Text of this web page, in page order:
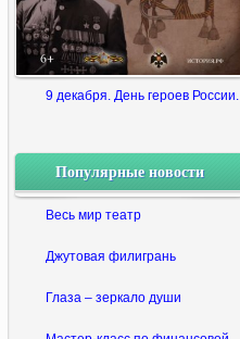
9 декабря. День героев России.
Популярные новости
Весь мир театр
Джутовая филигрань
Глаза – зеркало души